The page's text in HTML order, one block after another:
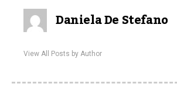
Daniela De Stefano
View All Posts by Author